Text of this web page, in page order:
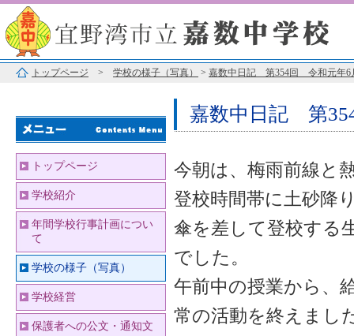
トップページ > 学校の様子（写真） > 嘉数中日記 第354回 令和元年6
嘉数中日記 第
今朝は、梅雨前線と
登校時間帯に土砂降
傘を差して登校する
でした。
午前中の授業から、
常の活動を終えまし
トップページ
学校紹介
年間学校行事計画につい
て
学校の様子（写真）
学校経営
保護者への公文・通知文